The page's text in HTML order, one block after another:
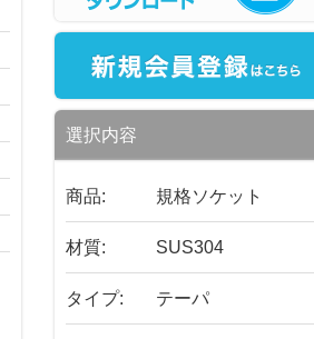
選択内容
商品: 規格ソケット
材質: SUS304
タイプ: テーパ